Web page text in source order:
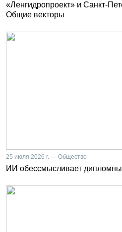
«Ленгидропроект» и Санкт-
Общие векторы
25 июля 2026 г. — Общество
ИИ обессмысливает